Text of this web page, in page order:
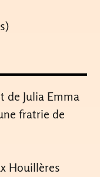
de Julia Emma
fratrie de
Houillères